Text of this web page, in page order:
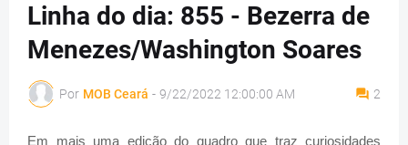
Linha do dia: 855 - Bezerra de
Menezes/Washington Soares
Por MOB Ceará - 9/22/2022 12:00:00 AM 2
Em mais uma edição do quadro que traz curiosidades